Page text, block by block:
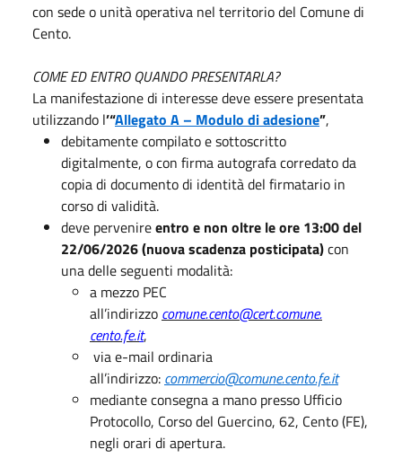
con sede o unità operativa nel territorio del Comune di
Cento.
COME ED ENTRO QUANDO PRESENTARLA?
La manifestazione di interesse deve essere presentata
utilizzando l’“Allegato A – Modulo di adesione”,
debitamente compilato e sottoscritto
digitalmente, o con firma autografa corredato da
copia di documento di identità del firmatario in
corso di validità.
deve pervenireentro e non oltre le ore 13:00 del
22/06/2026 (nuova scadenza posticipata)con
una delle seguenti modalità:
a mezzo PEC
all’indirizzo comune.cento@cert.comune.
cento.fe.it,
via e-mail ordinaria
all’indirizzo: commercio@comune.cento.fe.it
mediante consegna a mano presso Ufficio
Protocollo, Corso del Guercino, 62, Cento (FE),
negli orari di apertura.